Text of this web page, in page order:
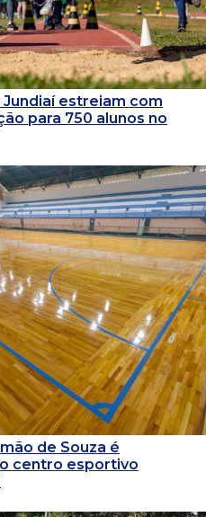
estreiam com
para 750 alunos no
de Souza é
centro esportivo